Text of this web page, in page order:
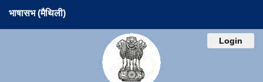
भाषासभ (मैथिली)
Login